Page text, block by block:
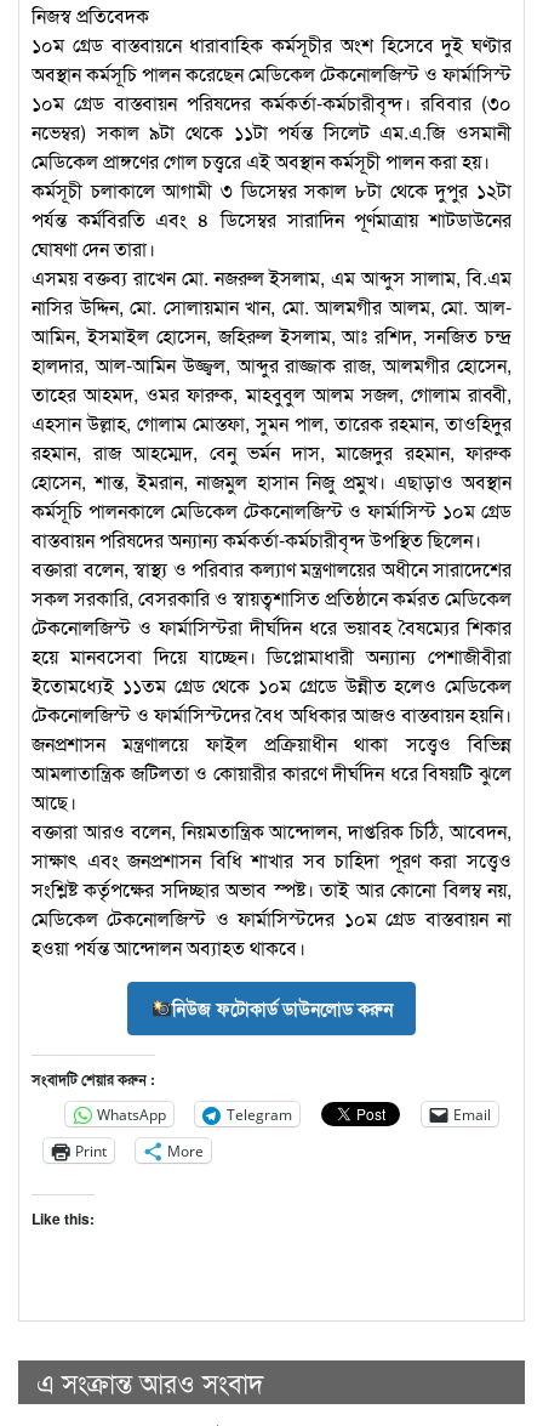
নিজস্ব প্রতিবেদক
১০ম গ্রেড বাস্তবায়নে ধারাবাহিক কর্মসূচীর অংশ হিসেবে দুই ঘণ্টার
অবস্থান কর্মসূচি পালন করেছেন মেডিকেল টেকনোলজিস্ট ও ফার্মাসিস্ট
১০ম গ্রেড বাস্তবায়ন পরিষদের কর্মকর্তা-কর্মচারীবৃন্দ। রবিবার (৩০
নভেম্বর) সকাল ৯টা থেকে ১১টা পর্যন্ত সিলেট এম.এ.জি ওসমানী
মেডিকেল প্রাঙ্গণের গোল চত্ত্বরে এই অবস্থান কর্মসূচী পালন করা হয়।
কর্মসূচী চলাকালে আগামী ৩ ডিসেম্বর সকাল ৮টা থেকে দুপুর ১২টা
পর্যন্ত কর্মবিরতি এবং ৪ ডিসেম্বর সারাদিন পূর্ণমাত্রায় শাটডাউনের
ঘোষণা দেন তারা।
এসময় বক্তব্য রাখেন মো. নজরুল ইসলাম, এম আব্দুস সালাম, বি.এম
নাসির উদ্দিন, মো. সোলায়মান খান, মো. আলমগীর আলম, মো. আল-
আমিন, ইসমাইল হোসেন, জহিরুল ইসলাম, আঃ রশিদ, সনজিত চন্দ্র
হালদার, আল-আমিন উজ্জ্বল, আব্দুর রাজ্জাক রাজ, আলমগীর হোসেন,
তাহের আহমদ, ওমর ফারুক, মাহবুবুল আলম সজল, গোলাম রাব্বী,
এহসান উল্লাহ, গোলাম মোস্তফা, সুমন পাল, তারেক রহমান, তাওহিদুর
রহমান, রাজ আহম্মেদ, বেনু ভর্মন দাস, মাজেদুর রহমান, ফারুক
হোসেন, শান্ত, ইমরান, নাজমুল হাসান নিজু প্রমুখ। এছাড়াও অবস্থান
কর্মসূচি পালনকালে মেডিকেল টেকনোলজিস্ট ও ফার্মাসিস্ট ১০ম গ্রেড
বাস্তবায়ন পরিষদের অন্যান্য কর্মকর্তা-কর্মচারীবৃন্দ উপস্থিত ছিলেন।
বক্তারা বলেন, স্বাস্থ্য ও পরিবার কল্যাণ মন্ত্রণালয়ের অধীনে সারাদেশের
সকল সরকারি, বেসরকারি ও স্বায়ত্বশাসিত প্রতিষ্ঠানে কর্মরত মেডিকেল
টেকনোলজিস্ট ও ফার্মাসিস্টরা দীর্ঘদিন ধরে ভয়াবহ বৈষম্যের শিকার
হয়ে মানবসেবা দিয়ে যাচ্ছেন। ডিপ্লোমাধারী অন্যান্য পেশাজীবীরা
ইতোমধ্যেই ১১তম গ্রেড থেকে ১০ম গ্রেডে উন্নীত হলেও মেডিকেল
টেকনোলজিস্ট ও ফার্মাসিস্টদের বৈধ অধিকার আজও বাস্তবায়ন হয়নি।
জনপ্রশাসন মন্ত্রণালয়ে ফাইল প্রক্রিয়াধীন থাকা সত্ত্বেও বিভিন্ন
আমলাতান্ত্রিক জটিলতা ও কোয়ারীর কারণে দীর্ঘদিন ধরে বিষয়টি ঝুলে
আছে।
বক্তারা আরও বলেন, নিয়মতান্ত্রিক আন্দোলন, দাপ্তরিক চিঠি, আবেদন,
সাক্ষাৎ এবং জনপ্রশাসন বিধি শাখার সব চাহিদা পূরণ করা সত্ত্বেও
সংশ্লিষ্ট কর্তৃপক্ষের সদিচ্ছার অভাব স্পষ্ট। তাই আর কোনো বিলম্ব নয়,
মেডিকেল টেকনোলজিস্ট ও ফার্মাসিস্টদের ১০ম গ্রেড বাস্তবায়ন না
হওয়া পর্যন্ত আন্দোলন অব্যাহত থাকবে।
নিউজ ফটোকার্ড ডাউনলোড করুন
সংবাদটি শেয়ার করুন :
WhatsApp Telegram
Email
Print
More
Like this:
এ সংক্রান্ত আরও সংবাদ